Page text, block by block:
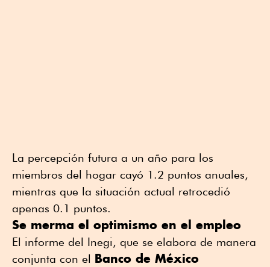
La percepción futura a un año para los
miembros del hogar cayó 1.2 puntos anuales,
mientras que la situación actual retrocedió
apenas 0.1 puntos.
Se merma el optimismo en el empleo
El informe del Inegi, que se elabora de manera
conjunta con el Banco de México